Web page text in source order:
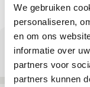
We gebruiken
personaliseren,
en om ons
informatie over
partners voor
partners kunnen
Uiteraard